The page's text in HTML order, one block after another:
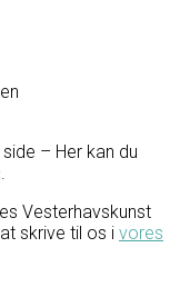
side – Her kan du
Vesterhavskunst
skrive til os i vores